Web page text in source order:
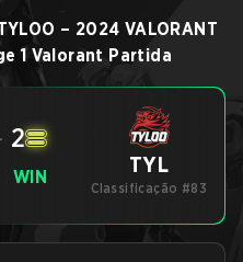
– 2024 VALORANT
1 Valorant Partida
2
WIN TYL
Classificação #83